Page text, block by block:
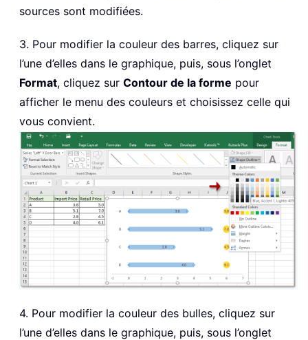
sources sont modifiées.
3. Pour modifier la couleur des barres, cliquez sur
l’une d’elles dans le graphique, puis, sous l’onglet
Format, cliquez sur Contour de la forme pour
afficher le menu des couleurs et choisissez celle qui
vous convient.
4. Pour modifier la couleur des bulles, cliquez sur
l’une d’elles dans le graphique, puis, sous l’onglet